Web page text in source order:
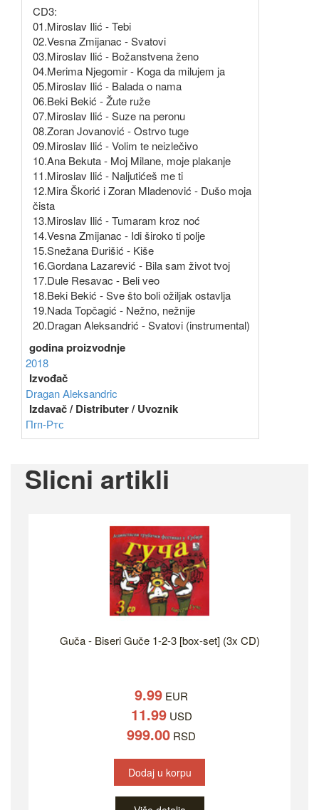
CD3:
01.Miroslav Ilić - Tebi
02.Vesna Zmijanac - Svatovi
03.Miroslav Ilić - Božanstvena ženo
04.Merima Njegomir - Koga da milujem ja
05.Miroslav Ilić - Balada o nama
06.Beki Bekić - Žute ruže
07.Miroslav Ilić - Suze na peronu
08.Zoran Jovanović - Ostrvo tuge
09.Miroslav Ilić - Volim te neizlečivo
10.Ana Bekuta - Moj Milane, moje plakanje
11.Miroslav Ilić - Naljutićeš me ti
12.Mira Škorić i Zoran Mladenović - Dušo moja
čista
13.Miroslav Ilić - Tumaram kroz noć
14.Vesna Zmijanac - Idi široko ti polje
15.Snežana Đurišić - Kiše
16.Gordana Lazarević - Bila sam život tvoj
17.Dule Resavac - Beli veo
18.Beki Bekić - Sve što boli ožiljak ostavlja
19.Nada Topčagić - Nežno, nežnije
20.Dragan Aleksandrić - Svatovi (instrumental)
godina proizvodnje
2018
Izvođač
Dragan Aleksandric
Izdavač / Distributer / Uvoznik
Пгп-Ртс
Slicni artikli
Guča - Biseri Guče 1-2-3 [box-set] (3x CD)
9.99 EUR
11.99USD
999.00 RSD
Dodaj u korpu